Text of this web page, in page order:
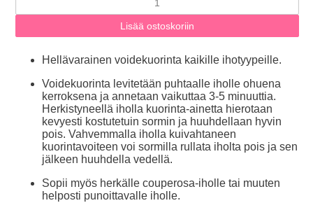
Hellävarainen voidekuorinta kaikille ihotyypeille.
Voidekuorinta levitetään puhtaalle iholle ohuena
kerroksena ja annetaan vaikuttaa 3-5 minuuttia.
Herkistyneellä iholla kuorinta-ainetta hierotaan
kevyesti kostutetuin sormin ja huuhdellaan hyvin
pois. Vahvemmalla iholla kuivahtaneen
kuorintavoiteen voi sormilla rullata iholta pois ja sen
jälkeen huuhdella vedellä.
Sopii myös herkälle couperosa-iholle tai muuten
helposti punoittavalle iholle.